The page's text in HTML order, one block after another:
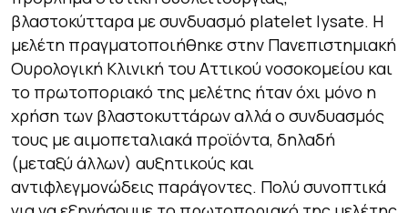
βλαστοκύτταρα με συνδυασμό platelet lysate. Η
μελέτη πραγματοποιήθηκε στην Πανεπιστημιακή
Ουρολογική Κλινική του Αττικού νοσοκομείου και
το πρωτοποριακό της μελέτης ήταν όχι μόνο η
χρήση των βλαστοκυττάρων αλλά ο συνδυασμός
τους με αιμοπεταλιακά προϊόντα, δηλαδή
(μεταξύ άλλων) αυξητικούς και
αντιφλεγμονώδεις παράγοντες. Πολύ συνοπτικά